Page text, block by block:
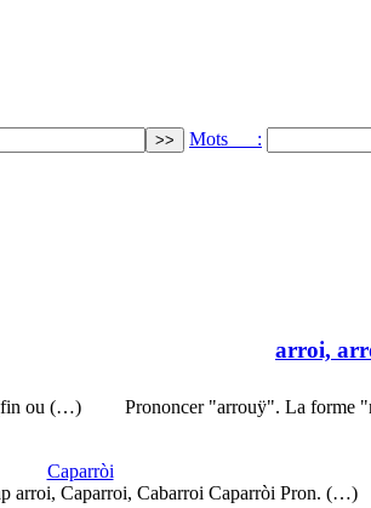
Mots :
(fin ou (…)
arroi,
Prononcer "arrouÿ". La forme
Caparròi
arroi, Caparroi, Cabarroi Caparròi Pron. (…)